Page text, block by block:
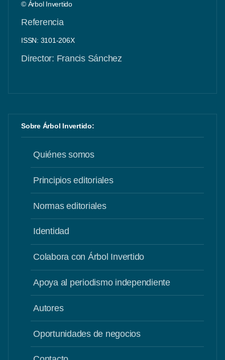
© Árbol Invertido
Referencia
ISSN: 3101-206X
Director: Francis Sánchez
Sobre Árbol Invertido:
Quiénes somos
Principios editoriales
Normas editoriales
Identidad
Colabora con Árbol Invertido
Apoya al periodismo independiente
Autores
Oportunidades de negocios